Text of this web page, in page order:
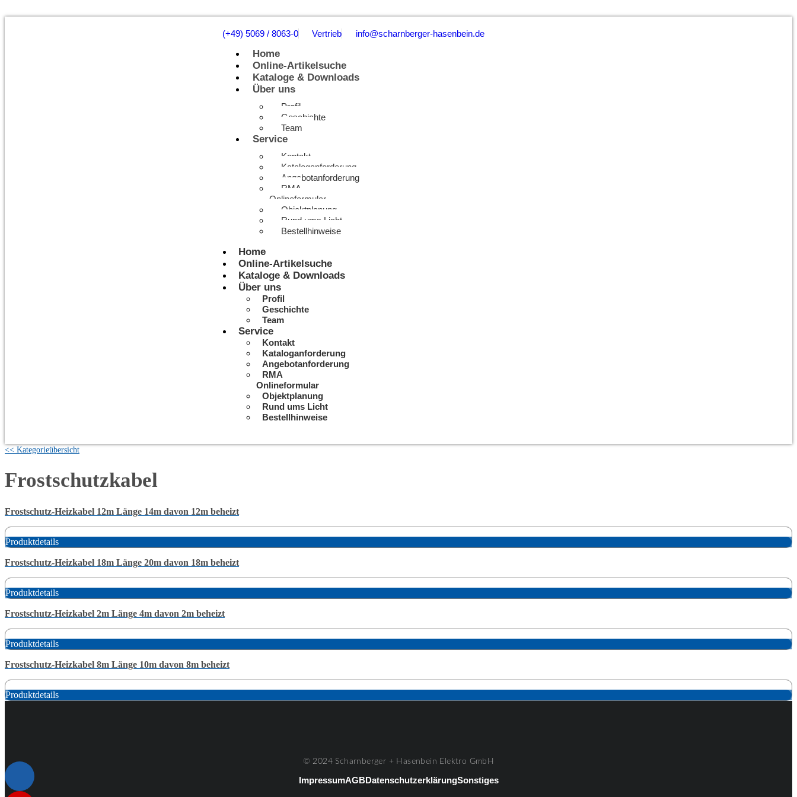
(+49) 5069 / 8063-0 Vertrieb info@scharnberger-hasenbein.de
Home
Online-Artikelsuche
Kataloge & Downloads
Über uns
Profil
Geschichte
Team
Service
Kontakt
Kataloganforderung
Angebotanforderung
RMA
Onlineformular
Objektplanung
Rund ums Licht
Bestellhinweise
Home
Online-Artikelsuche
Kataloge & Downloads
Über uns
Profil
Geschichte
Team
Service
Kontakt
Kataloganforderung
Angebotanforderung
RMA
Onlineformular
Objektplanung
Rund ums Licht
Bestellhinweise
<< Kategorieübersicht
Frostschutzkabel
Frostschutz-Heizkabel 12m Länge 14m davon 12m beheizt
Produktdetails
Frostschutz-Heizkabel 18m Länge 20m davon 18m beheizt
Produktdetails
Frostschutz-Heizkabel 2m Länge 4m davon 2m beheizt
Produktdetails
Frostschutz-Heizkabel 8m Länge 10m davon 8m beheizt
Produktdetails
© 2024 Scharnberger + Hasenbein Elektro GmbH
ImpressumAGBDatenschutzerklärungSonstiges